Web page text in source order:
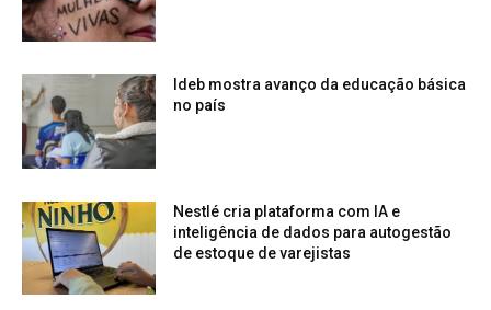
Ideb mostra avanço da educação básica
no país
Nestlé cria plataforma com IA e
inteligência de dados para autogestão
de estoque de varejistas